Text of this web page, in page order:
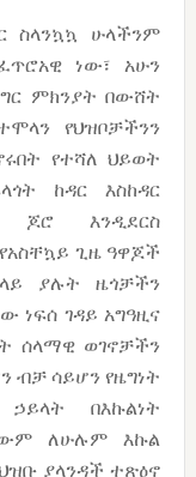
ስላንኳኳ ሁላችንም
ነው፣ አሁን
ምክንያት በውሸት
የህዝቦቻችንን
የተሻለ ህይወት
ከዳር እስከዳር
እንዲደርስ
ጊዜ ዓዋጆች
ያሉት ዜጎቻችን
ነፍሰ ገዳይ አግዓዚና
ሰላማዊ ወገኖቻችን
ብቻ ሳይሆን የዜግነት
በእኩልነት
ለሁሉም እኩል
ያላንዳች ተጽዕኖ